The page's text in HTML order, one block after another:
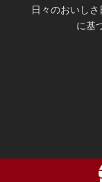
日々のおいしさ
に基